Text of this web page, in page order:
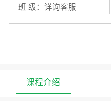
班 级：详询客服
课程介绍